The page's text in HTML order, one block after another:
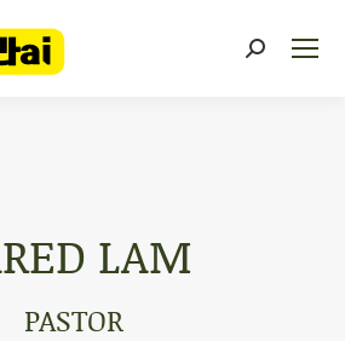
LAM
PASTOR